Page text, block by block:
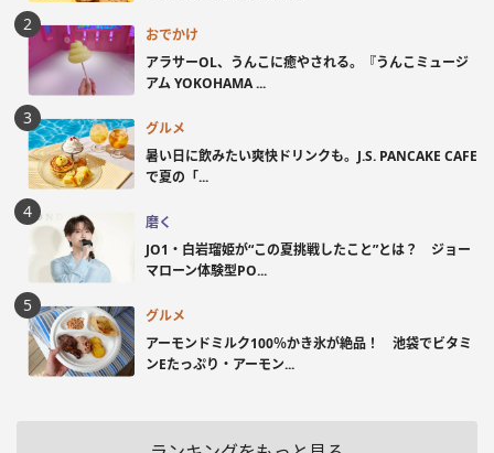
おでかけ
アラサーOL、うんこに癒やされる。『うんこミュージ
アム YOKOHAMA ...
グルメ
暑い日に飲みたい爽快ドリンクも。J.S. PANCAKE CAFE
で夏の「...
磨く
JO1・白岩瑠姫が“この夏挑戦したこと”とは？ ジョー
マローン体験型PO...
グルメ
アーモンドミルク100％かき氷が絶品！ 池袋でビタミ
ンEたっぷり・アーモン...